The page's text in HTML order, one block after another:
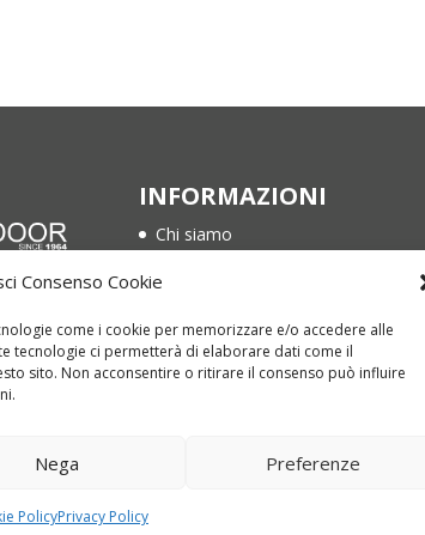
Consenso Cookie
come i cookie per memorizzare e/o accedere alle
tecnologie ci permetterà di elaborare dati come il
sito. Non acconsentire o ritirare il consenso può influire
Nega Preferenze
PolicyPrivacy Policy
€ 52,00
INFORMAZIONI
Chi siamo
Privacy Policy
Cookie Policy (EU)
| P.IVA 01836840676 | Web Design